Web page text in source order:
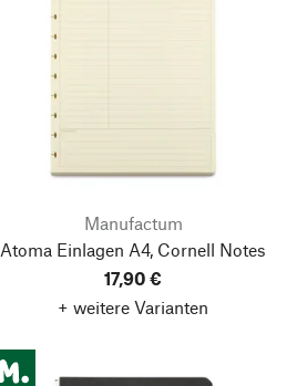
Manufactum
Atoma Einlagen A4, Cornell Notes
17,90 €
+ weitere Varianten